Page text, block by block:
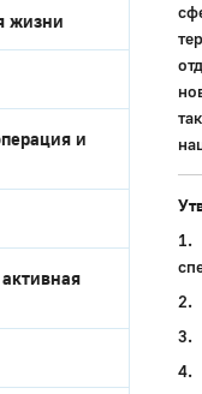
жизни
и
1.
2.
3.
4.